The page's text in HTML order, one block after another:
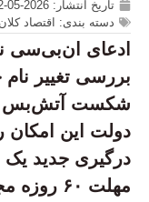
تاریخ انتشار: 2026-05-12
دسته بندی: اقتصاد کلان
ادعای ان‌بی‌سی
بررسی تغییر
شکست آتش‌بس
دولت این امکان
درگیری جدید
مهلت ۶۰